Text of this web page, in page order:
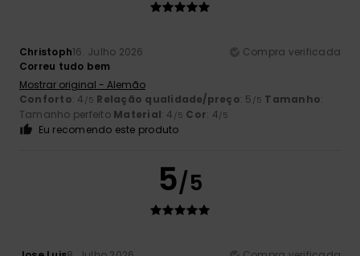
Christoph16. Julho 2026
Compra verificada
Correu tudo bem
Mostrar original - Alemão
Conforto: 4 /5 Relação qualidade/preço: 5 /5 Tamanho:
Tamanho perfeito Material: 4 /5 Cor: 4/5
Eu recomendo este produto
5/5